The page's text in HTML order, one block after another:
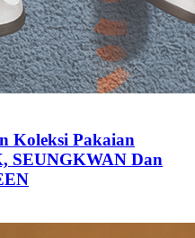
Koleksi Pakaian
SEUNGKWAN Dan